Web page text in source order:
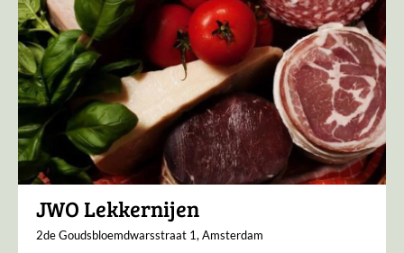
JWO Lekkernijen
2de Goudsbloemdwarsstraat 1, Amsterdam